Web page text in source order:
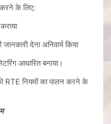
के लिए:
देना अनिवार्य किया
आधारित बनाया।
RTE नियमों का पालन करने के